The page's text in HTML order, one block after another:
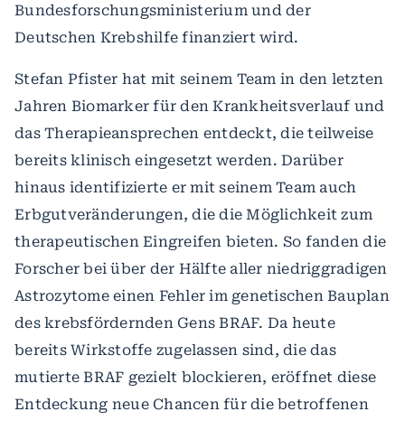
Bundesforschungsministerium und der
Deutschen Krebshilfe finanziert wird.
Stefan Pfister hat mit seinem Team in den letzten
Jahren Biomarker für den Krankheitsverlauf und
das Therapieansprechen entdeckt, die teilweise
bereits klinisch eingesetzt werden. Darüber
hinaus identifizierte er mit seinem Team auch
Erbgutveränderungen, die die Möglichkeit zum
therapeutischen Eingreifen bieten. So fanden die
Forscher bei über der Hälfte aller niedriggradigen
Astrozytome einen Fehler im genetischen Bauplan
des krebsfördernden Gens BRAF. Da heute
bereits Wirkstoffe zugelassen sind, die das
mutierte BRAF gezielt blockieren, eröffnet diese
Entdeckung neue Chancen für die betroffenen